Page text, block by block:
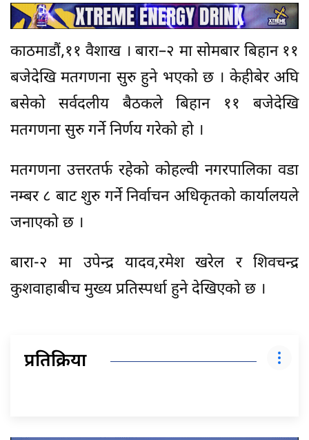
काठमाडौं,११ वैशाख । बारा–२ मा सोमबार बिहान ११
बजेदेखि मतगणना सुरु हुने भएको छ । केहीबेर अघि
बसेको सर्वदलीय बैठकले बिहान ११ बजेदेखि
मतगणना सुरु गर्ने निर्णय गरेको हो ।
मतगणना उत्तरतर्फ रहेको कोहल्वी नगरपालिका वडा
नम्बर ८ बाट शुरु गर्ने निर्वाचन अधिकृतको कार्यालयले
जनाएको छ ।
बारा-२ मा उपेन्द्र यादव,रमेश खरेल र शिवचन्द्र
कुशवाहाबीच मुख्य प्रतिस्पर्धा हुने देखिएको छ ।
प्रतिक्रिया